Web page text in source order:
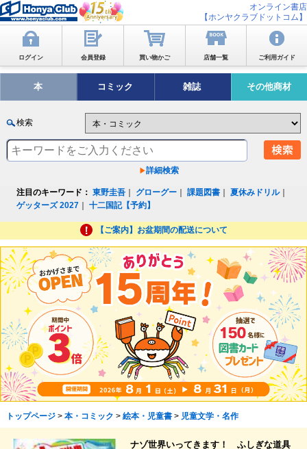
オンライン書店
【ホンヤクラブドットコム】
ログイン 会員登録 買い物かご 店舗一覧 ご利用ガイド
本 コミック 雑誌 その他商材
検索
詳細検索
注目のキーワード： 東野圭吾 グローグー ｜課題図書 ｜夏休みドリル｜
ゲッターズ 2027 ｜十二国記【予約】
【ご案内】お盆期間の配送について
トップページ> 本・コミック > 絵本・児童書> 児童文学・名作
ナゾ世界いってきます！ ふしぎな道具